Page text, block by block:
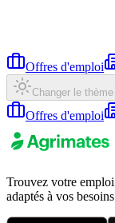
Offres d'emploi
Changer le thème
Offres d'emploi
Trouvez votre
adaptés à vos